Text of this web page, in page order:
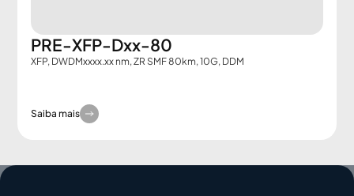
PRE-XFP-Dxx-80
XFP, DWDMxxxx.xx nm, ZR SMF 80km, 10G, DDM
Saiba mais